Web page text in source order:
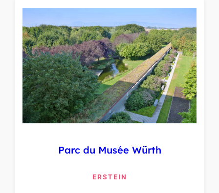
Parc du Musée Würth
ERSTEIN